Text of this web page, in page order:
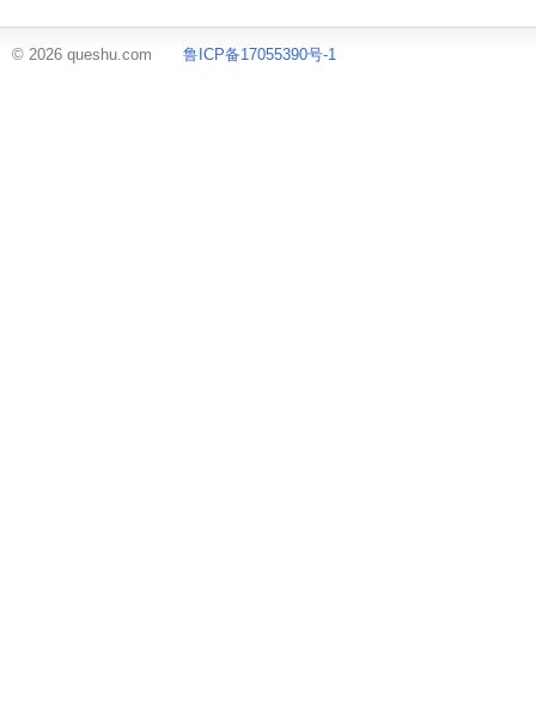
© 2026 queshu.com 鲁ICP备17055390号-1